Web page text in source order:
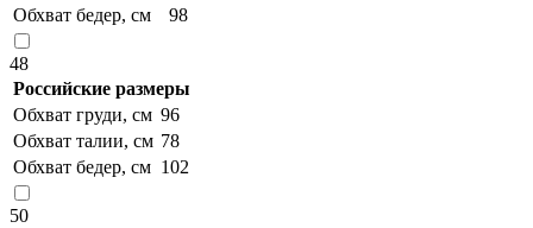
Обхват бедер, см
98
48
Российские размеры
Обхват груди, см 96
Обхват талии, см 78
Обхват бедер, см 102
50